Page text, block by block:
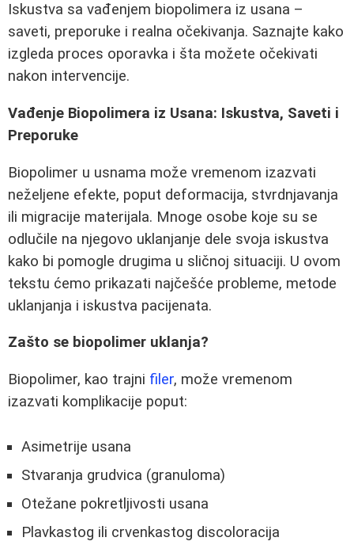
Iskustva sa vađenjem biopolimera iz usana –
saveti, preporuke i realna očekivanja. Saznajte kako
izgleda proces oporavka i šta možete očekivati
nakon intervencije.
Vađenje Biopolimera iz Usana: Iskustva, Saveti i
Preporuke
Biopolimer u usnama može vremenom izazvati
neželjene efekte, poput deformacija, stvrdnjavanja
ili migracije materijala. Mnoge osobe koje su se
odlučile na njegovo uklanjanje dele svoja iskustva
kako bi pomogle drugima u sličnoj situaciji. U ovom
tekstu ćemo prikazati najčešće probleme, metode
uklanjanja i iskustva pacijenata.
Zašto se biopolimer uklanja?
Biopolimer, kao trajni filer, može vremenom
izazvati komplikacije poput:
Asimetrije usana
Stvaranja grudvica (granuloma)
Otežane pokretljivosti usana
Plavkastog ili crvenkastog discoloracija